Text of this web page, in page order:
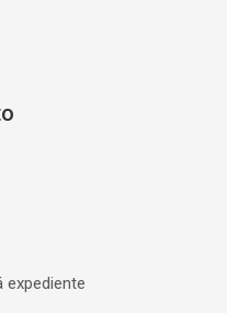
expediente